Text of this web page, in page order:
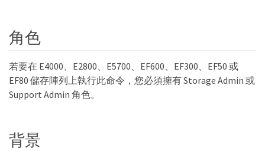
角色
若要在 E4000、E2800、E5700、EF600、EF300、EF50 或
EF80 儲存陣列上執行此命令，您必須擁有 Storage Admin 或
Support Admin 角色。
背景